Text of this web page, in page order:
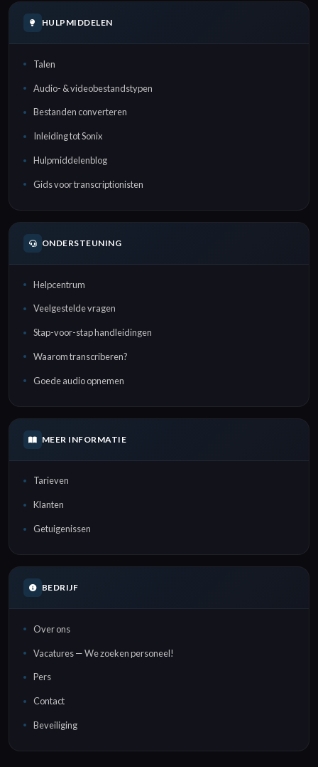
HULPMIDDELEN
Talen
Audio- & videobestandstypen
Bestanden converteren
Inleiding tot Sonix
Hulpmiddelenblog
Gids voor transcriptionisten
ONDERSTEUNING
Helpcentrum
Veelgestelde vragen
Stap-voor-stap handleidingen
Waarom transcriberen?
Goede audio opnemen
MEER INFORMATIE
Tarieven
Klanten
Getuigenissen
BEDRIJF
Over ons
Vacatures — We zoeken personeel!
Pers
Contact
Beveiliging